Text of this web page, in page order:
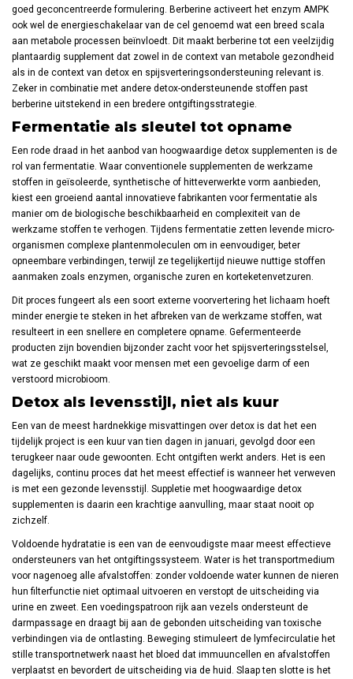
goed geconcentreerde formulering. Berberine activeert het enzym AMPK
ook wel de energieschakelaar van de cel genoemd wat een breed scala
aan metabole processen beïnvloedt. Dit maakt berberine tot een veelzijdig
plantaardig supplement dat zowel in de context van metabole gezondheid
als in de context van detox en spijsverteringsondersteuning relevant is.
Zeker in combinatie met andere detox-ondersteunende stoffen past
berberine uitstekend in een bredere ontgiftingsstrategie.
Fermentatie als sleutel tot opname
Een rode draad in het aanbod van hoogwaardige detox supplementen is de
rol van fermentatie. Waar conventionele supplementen de werkzame
stoffen in geïsoleerde, synthetische of hitteverwerkte vorm aanbieden,
kiest een groeiend aantal innovatieve fabrikanten voor fermentatie als
manier om de biologische beschikbaarheid en complexiteit van de
werkzame stoffen te verhogen. Tijdens fermentatie zetten levende micro-
organismen complexe plantenmoleculen om in eenvoudiger, beter
opneembare verbindingen, terwijl ze tegelijkertijd nieuwe nuttige stoffen
aanmaken zoals enzymen, organische zuren en korteketenvetzuren.
Dit proces fungeert als een soort externe voorvertering het lichaam hoeft
minder energie te steken in het afbreken van de werkzame stoffen, wat
resulteert in een snellere en completere opname. Gefermenteerde
producten zijn bovendien bijzonder zacht voor het spijsverteringsstelsel,
wat ze geschikt maakt voor mensen met een gevoelige darm of een
verstoord microbioom.
Detox als levensstijl, niet als kuur
Een van de meest hardnekkige misvattingen over detox is dat het een
tijdelijk project is een kuur van tien dagen in januari, gevolgd door een
terugkeer naar oude gewoonten. Echt ontgiften werkt anders. Het is een
dagelijks, continu proces dat het meest effectief is wanneer het verweven
is met een gezonde levensstijl. Suppletie met hoogwaardige detox
supplementen is daarin een krachtige aanvulling, maar staat nooit op
zichzelf.
Voldoende hydratatie is een van de eenvoudigste maar meest effectieve
ondersteuners van het ontgiftingssysteem. Water is het transportmedium
voor nagenoeg alle afvalstoffen: zonder voldoende water kunnen de nieren
hun filterfunctie niet optimaal uitvoeren en verstopt de uitscheiding via
urine en zweet. Een voedingspatroon rijk aan vezels ondersteunt de
darmpassage en draagt bij aan de gebonden uitscheiding van toxische
verbindingen via de ontlasting. Beweging stimuleert de lymfecirculatie het
stille transportnetwerk naast het bloed dat immuuncellen en afvalstoffen
verplaatst en bevordert de uitscheiding via de huid. Slaap ten slotte is het